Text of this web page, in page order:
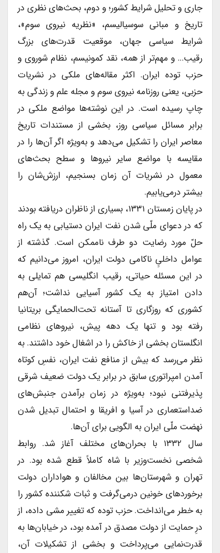
جاری و تحلیل شرایط کشور؛ و دوم، بحث‌های نظری در
تاریخ و مبانی سوسیالیسم، «نظریه نیروی سوم»،
شرایط سیاسی جهان، موقعیت قدرت‌های بزرگ
رقیب… و مهم‌تر از همه، نقد کمونیسم، نظام شوروی و
حزب توده ایران. اکثر مقاله‌های ملکی در نشریات
حزبی، یعنی روزنامه نیروی سوم و مجله علم و زندگی به
چاپ رسیده است. در این نوشته‌ها مواضع ملکی در
برابر مسائل سیاسی روز، بخشی از مستندات تاریخ
معاصر ایران را تشکیل می‌دهد و به‌ویژه اگر آن‌ها را در
مقایسه با مواضع سایر نیروها و سطح بحث‌های
معمول در نشریات آن زمان بسنجیم، ارزش‌شان را
بیشتر درمی‌یابیم.
در پایان زمستان ۱۳۳۱، بسیاری از ناظران دریافته بودند
که در دعوای ملّی شدن نفت ایران دستیابی به یک راه
حلّ مورد رضایت دو طرف ناممکن است. گذشته از
عوامل داخلیِِ ناکامی دولت ایران، امروز می‌دانیم که
در این مسئله حیاتی، رقیب انگلیسی هم تمایلی به
دادن امتیاز به یک کشور آسیایی نداشت؛ آن‌هم
کشوری که روزگاری تا آستانه تحت‌الحمایگی بریتانیا
رفته بود و تنها یک دهه پیش، نیروهای نظامی
انگلستان بخشی از خاکش را در اشغال خود داشتند. به
نظر می‌رسد که بیش‌ از منافع نفت ایران، نفسِ کوتاه
آمدن امپراتوری سابق در برابر یک دولت ضعیف شرقی
پذیرفتنی نبود؛ به‌ویژه در زمان برآمدن جنبش‌های
ضداستعماری در آسیا و افریقا و احتمال تبدیل شدن
نهضت ملّی ایران به الگویی برای آن‌ها.
سال ۱۳۳۲ با بحران‌های مختلف آغاز شد. روابط
شخصی نخست‌وزیر با شاه کاملاً قطع شده بود. در
تهران و شهرستان‌ها بین مخالفان و هواداران دولت
برخوردهای خونین درمی‌گرفت و ثبات شکننده کشور را
به خطر می‌انداخت. حزب توده که تغییر مشی داده، از
درِ حمایت از دولت مصدق در آمده بود، در خیابان‌ها به
قدرت‌نمایی می‌پرداخت و بخشی از تشکیلات آن،